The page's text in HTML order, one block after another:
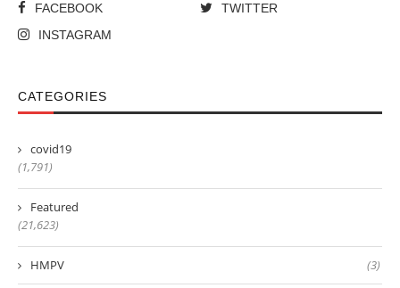
FACEBOOK
TWITTER
INSTAGRAM
CATEGORIES
covid19
(1,791)
Featured
(21,623)
HMPV (3)